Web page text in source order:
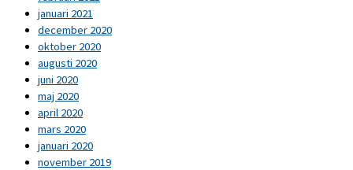
januari 2021
december 2020
oktober 2020
augusti 2020
juni 2020
maj 2020
april 2020
mars 2020
januari 2020
november 2019